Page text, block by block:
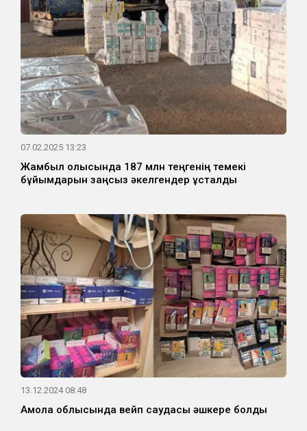
07.02.2025 13:23
Жамбыл олысында 187 млн теңгенің темекі
бұйымдарын заңсыз әкелгендер ұсталды
13.12.2024 08:48
Ақмола облысында вейп саудасы әшкере болды